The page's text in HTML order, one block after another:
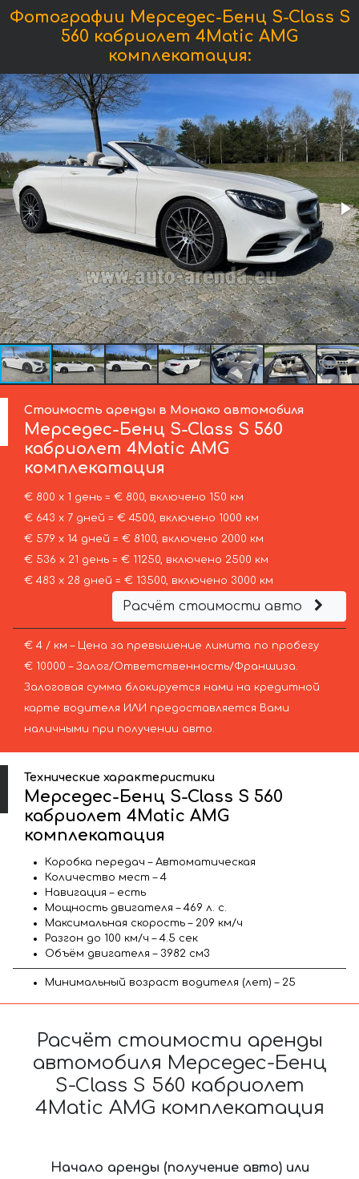
Фотографии Мерседес-Бенц S-Class S
560 кабриолет 4Matic AMG
комплекатация:
Стоимость аренды в Монако автомобиля
Мерседес-Бенц S-Class S 560
кабриолет 4Matic AMG
комплекатация
€ 800 х 1 день = € 800, включено 150 км
€ 643 х 7 дней = € 4500, включено 1000 км
€ 579 х 14 дней = € 8100, включено 2000 км
€ 536 х 21 день = € 11250, включено 2500 км
€ 483 х 28 дней = € 13500, включено 3000 км
Расчёт стоимости авто
€ 4 / км – Цена за превышение лимита по пробегу
€ 10000 – Залог/Ответственность/Франшиза.
Залоговая сумма блокируется нами на кредитной
карте водителя ИЛИ предоставляется Вами
наличными при получении авто.
Технические характеристики
Мерседес-Бенц S-Class S 560
кабриолет 4Matic AMG
комплекатация
Коробка передач – Автоматическая
Количество мест – 4
Навигация – есть
Мощность двигателя – 469 л. с.
Максимальная скорость – 209 км/ч
Разгон до 100 км/ч – 4.5 сек
Объём двигателя – 3982 см3
Минимальный возраст водителя (лет) – 25
Расчёт стоимости аренды
автомобиля Мерседес-Бенц
S-Class S 560 кабриолет
4Matic AMG комплекатация
Начало аренды (получение авто) или